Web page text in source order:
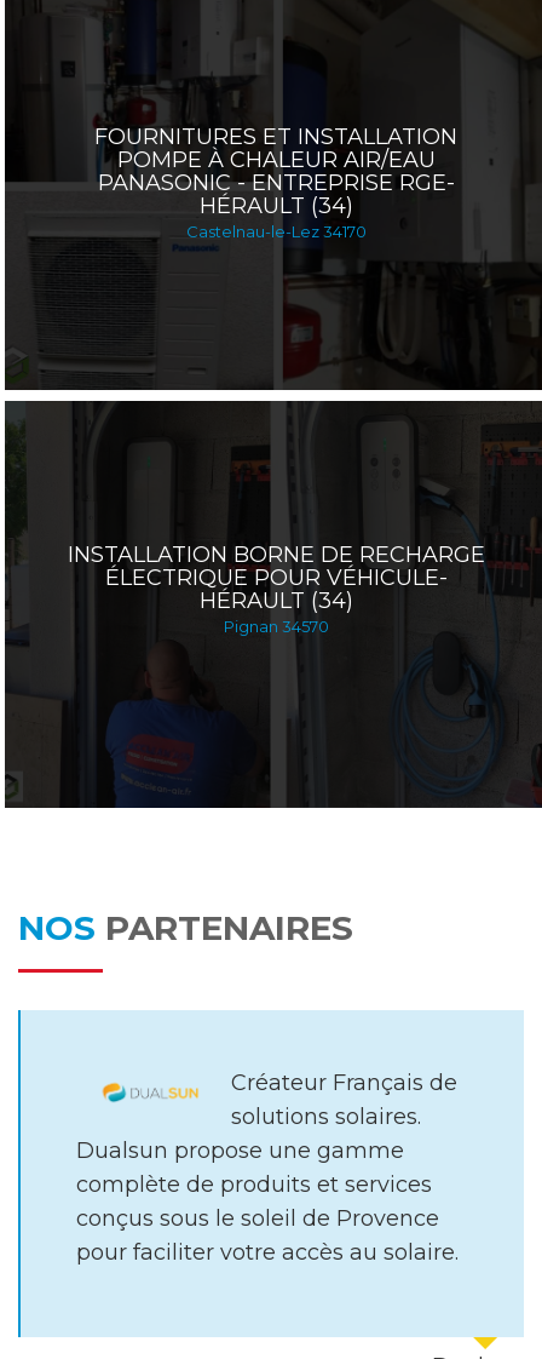
FOURNITURES ET INSTALLATION
POMPE À CHALEUR AIR/EAU
PANASONIC - ENTREPRISE RGE-
HÉRAULT (34)
Castelnau-le-Lez 34170
INSTALLATION BORNE DE RECHARGE
ÉLECTRIQUE POUR VÉHICULE-
HÉRAULT (34)
Pignan 34570
NOS PARTENAIRES
Créateur Français de
solutions solaires.
Dualsun propose une gamme
complète de produits et services
conçus sous le soleil de Provence
pour faciliter votre accès au solaire.